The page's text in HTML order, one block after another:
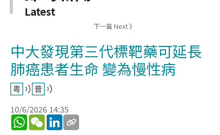
Latest
下一篇 Next 》
中大發現第三代標靶藥可延長
肺癌患者生命 變為慢性病
10/6/2026 14:35
WhatsApp
WeChatLinkedIn